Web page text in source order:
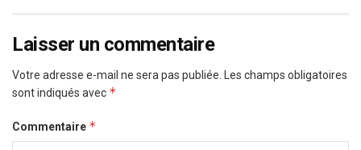
Laisser un commentaire
Votre adresse e-mail ne sera pas publiée. Les champs obligatoires
sont indiqués avec *
Commentaire *